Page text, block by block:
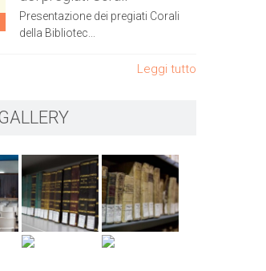
Presentazione dei pregiati Corali
della Bibliotec...
Leggi tutto